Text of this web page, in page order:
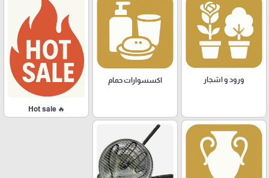
ورود و اشجار اكسسوارات حمام
🔥 Hot sale